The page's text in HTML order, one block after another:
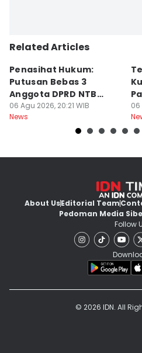
Related Articles
Penasihat Hukum:
Putusan Bebas 3
Anggota DPRD NTB
Bersifat Final
06 Agu 2026, 20:21 WIB
News
06
About UsEditorial Team
Pedoman Media
Follow
© 2026 IDN. All